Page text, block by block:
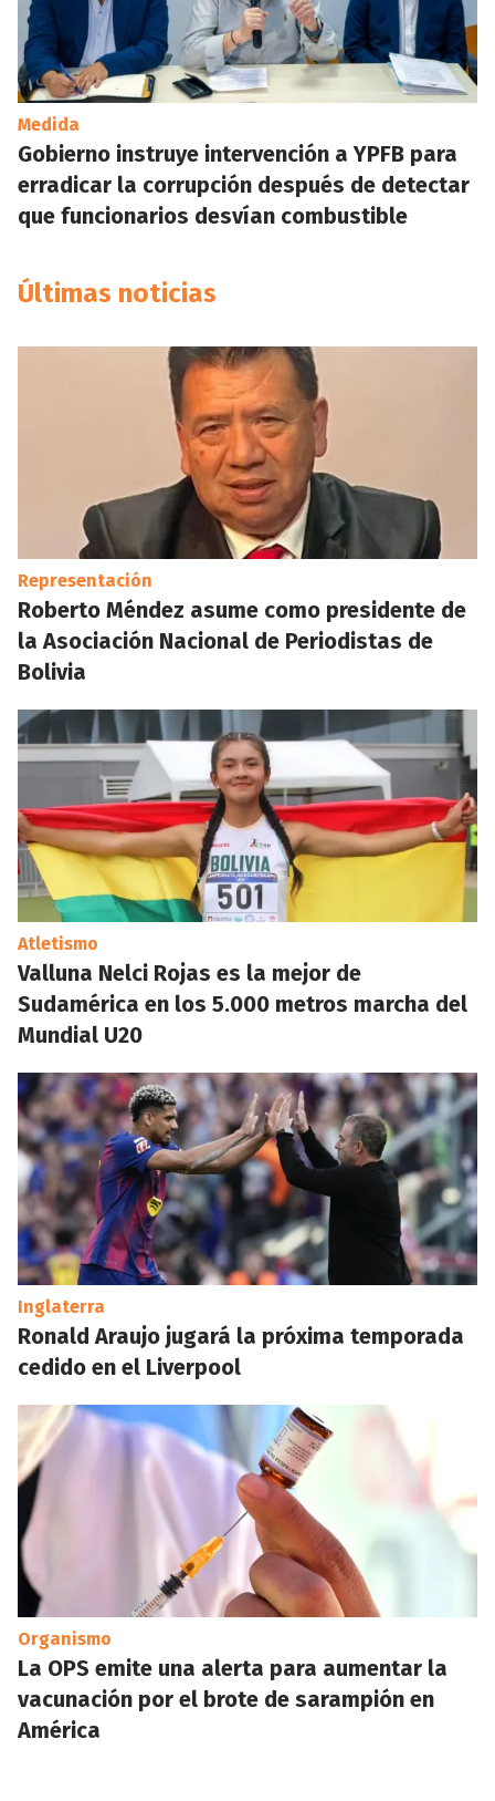
Medida
Gobierno instruye intervención a YPFB para
erradicar la corrupción después de detectar
que funcionarios desvían combustible
Últimas noticias
Representación
Roberto Méndez asume como presidente de
la Asociación Nacional de Periodistas de
Bolivia
Atletismo
Valluna Nelci Rojas es la mejor de
Sudamérica en los 5.000 metros marcha del
Mundial U20
Inglaterra
Ronald Araujo jugará la próxima temporada
cedido en el Liverpool
Organismo
La OPS emite una alerta para aumentar la
vacunación por el brote de sarampión en
América